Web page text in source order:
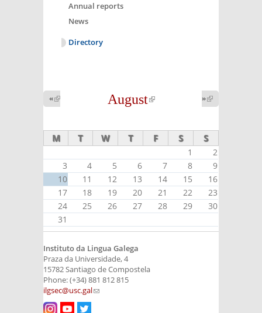
Annual reports
News
Directory
August
(link is
«
external)
»
external)
M T W T F S S
1
2
3
4 5 6 7 8
9
10
11 12 13 14 15
16
17
18 19 20 21 22
23
24
25 26 27 28 29
30
31
Instituto da Lingua Galega
Praza da Universidade, 4
15782 Santiago de Compostela
Phone: (+34) 881 812 815
ilgsec@usc.gal(link sends e-mail)